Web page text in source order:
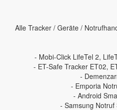
Alle Tracker / Geräte /
- Mobi-Click LifeTel 2,
- ET-Safe Tracker ET02,
-
- Emporia
- Android
- Samsung Notruf